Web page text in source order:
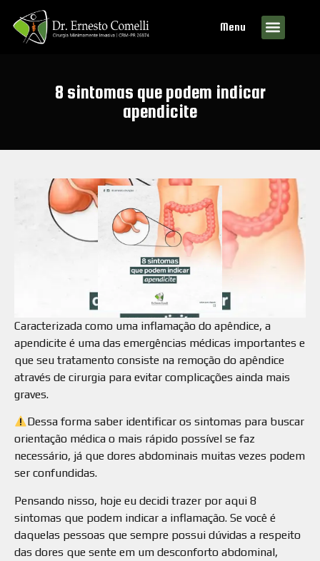
Menu
8 sintomas que podem indicar
apendicite
Caracterizada como uma inflamação do apêndice, a
apendicite é uma das emergências médicas importantes e
que seu tratamento consiste na remoção do apêndice
através de cirurgia para evitar complicações ainda mais
graves.
Dessa forma saber identificar os sintomas para buscar
orientação médica o mais rápido possível se faz
necessário, já que dores abdominais muitas vezes podem
ser confundidas.
Pensando nisso, hoje eu decidi trazer por aqui 8
sintomas que podem indicar a inflamação. Se você é
daquelas pessoas que sempre possui dúvidas a respeito
das dores que sente em um desconforto abdominal,